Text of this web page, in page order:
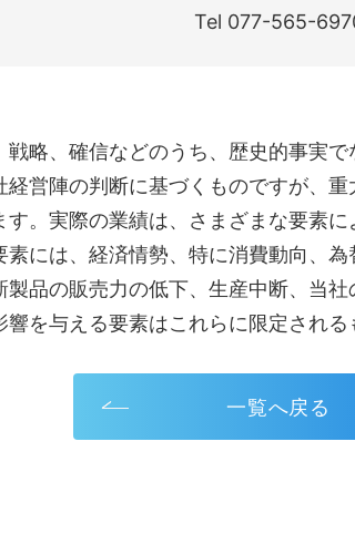
Tel 077-565-
略、確信などのうち、歴史的事実
営陣の判断に基づくものですが、
。実際の業績は、さまざまな要素
には、経済情勢、特に消費動向、
品の販売力の低下、生産中断、当
を与える要素はこれらに限定される
一覧へ戻る